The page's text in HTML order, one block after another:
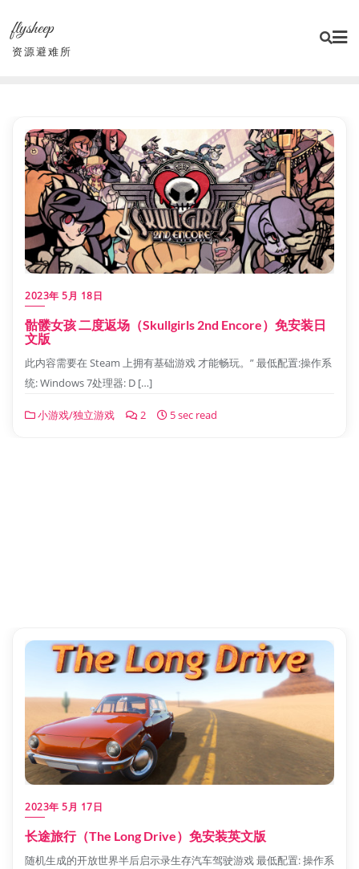
content
flysheep
资源避难所
2023年 5月 18日
骷髅女孩 二度返场（Skullgirls 2nd Encore）免安装日
文版
此内容需要在 Steam 上拥有基础游戏 才能畅玩。” 最低配置:操作系
统: Windows 7处理器: D […]
小游戏/独立游戏 2 5 sec read
2023年 5月 17日
长途旅行（The Long Drive）免安装英文版
随机生成的开放世界半后启示录生存汽车驾驶游戏 最低配置: 操作系